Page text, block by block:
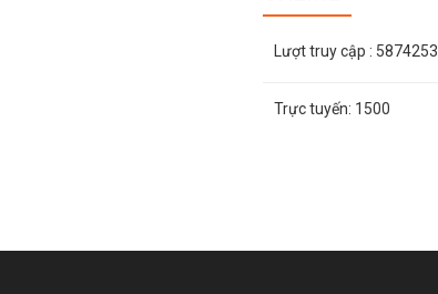
Lượt truy cập : 5874253
Trực tuyến: 1500